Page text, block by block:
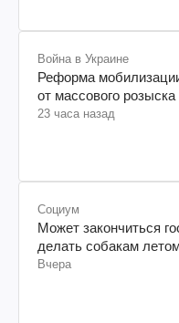
Война в Украине
Реформа
от массового
23 часа назад
Социум
Может закончиться
делать собакам
Вчера